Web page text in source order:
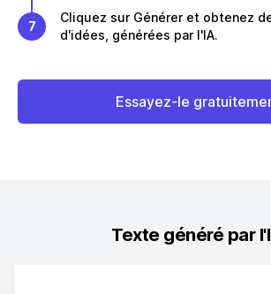
7
Cliquez sur Générer et obtenez
d'idées, générées par l'IA.
Essayez-le
Texte généré par